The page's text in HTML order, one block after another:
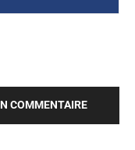
COMMENTAIRE